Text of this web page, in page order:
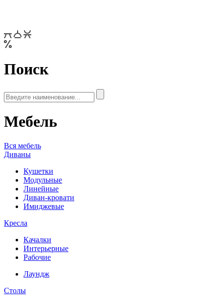
Поиск
Мебель
Вся мебель
Диваны
Кушетки
Модульные
Линейные
Диван-кровати
Имиджевые
Кресла
Качалки
Интерьерные
Рабочие
Лаундж
Столы